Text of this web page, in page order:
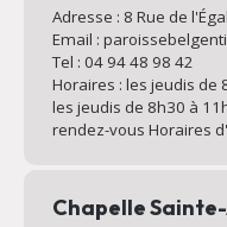
Adresse : 8 Rue de
Email :
Tel : 04 94 48 98 42
Horaires : les jeudis de
les jeudis de 8h30 à
rendez-vous Horaires
Chapelle